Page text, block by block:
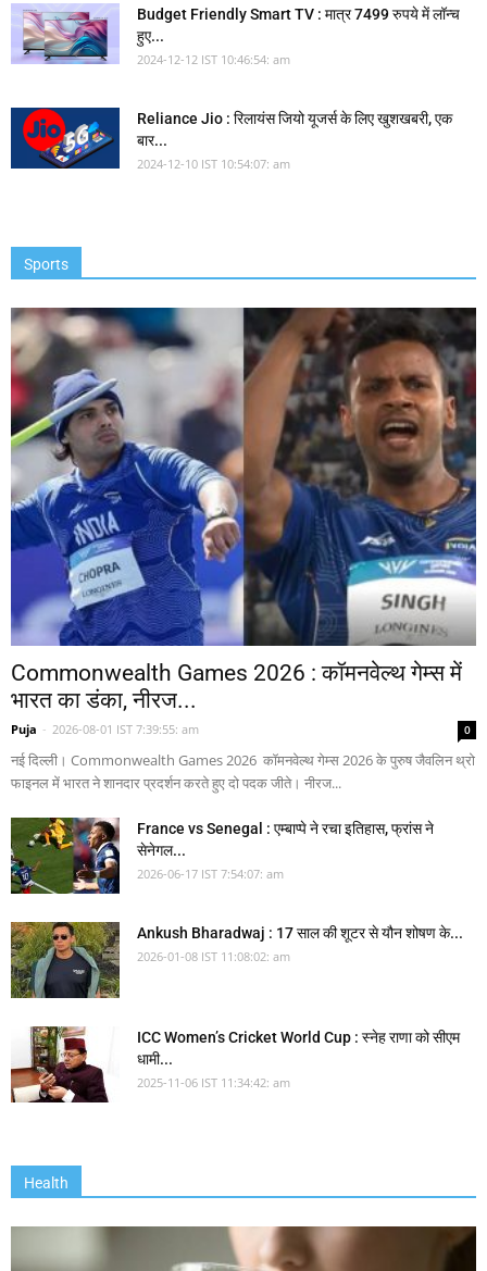
Budget Friendly Smart TV : मात्र 7499 रुपये में लॉन्च
हुए...
2024-12-12 IST 10:46:54: am
Reliance Jio : रिलायंस जियो यूजर्स के लिए खुशखबरी, एक
बार...
2024-12-10 IST 10:54:07: am
Sports
Commonwealth Games 2026 : कॉमनवेल्थ गेम्स में
भारत का डंका, नीरज...
Puja - 2026-08-01 IST 7:39:55: am 0
नई दिल्ली। Commonwealth Games 2026 कॉमनवेल्थ गेम्स 2026 के पुरुष जैवलिन थ्रो
फाइनल में भारत ने शानदार प्रदर्शन करते हुए दो पदक जीते। नीरज...
France vs Senegal : एम्बाप्पे ने रचा इतिहास, फ्रांस ने
सेनेगल...
2026-06-17 IST 7:54:07: am
Ankush Bharadwaj : 17 साल की शूटर से यौन शोषण के...
2026-01-08 IST 11:08:02: am
ICC Women’s Cricket World Cup : स्नेह राणा को सीएम
धामी...
2025-11-06 IST 11:34:42: am
Health